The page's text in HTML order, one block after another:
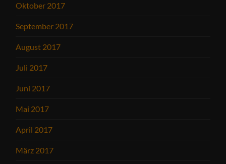
Oktober 2017
September 2017
August 2017
Juli 2017
Juni 2017
Mai 2017
April 2017
März 2017